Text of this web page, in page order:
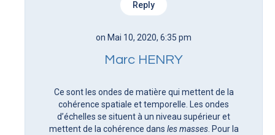
Reply
on Mai 10, 2020, 6:35 pm
Marc HENRY
Ce sont les ondes de matière qui mettent de la
cohérence spatiale et temporelle. Les ondes
d’échelles se situent à un niveau supérieur et
mettent de la cohérence dans les masses. Pour la